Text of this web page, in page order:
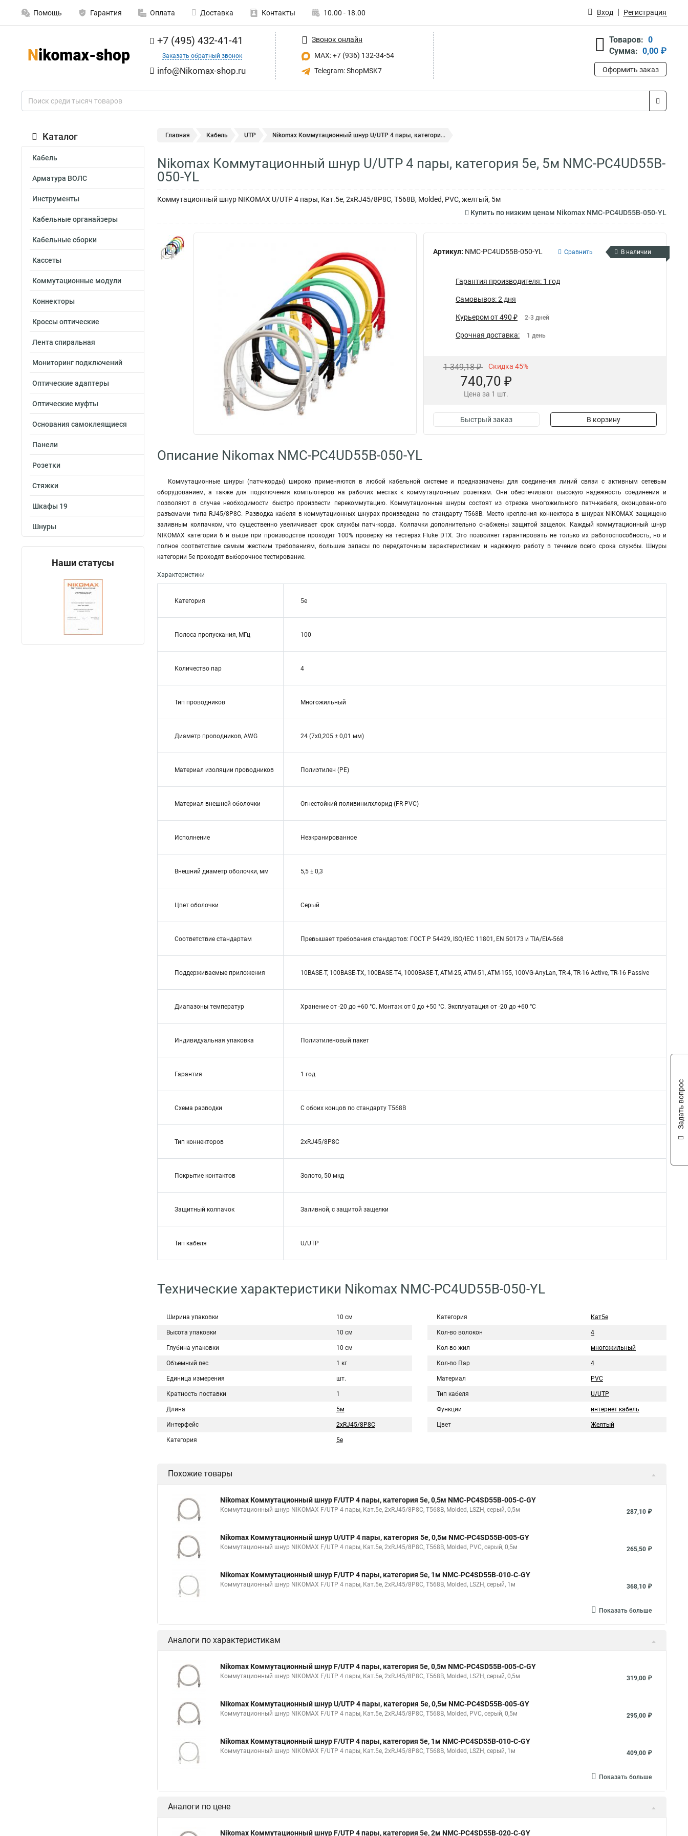
Помощь Гарантия Оплата Доставка Контакты 10.00 - 18.00 Вход Регистрация
+7 (495) 432-41-41
Заказать обратный звонок
info@Nikomax-shop.ru
Звонок онлайн
MAX: +7 (936) 132-34-54
Telegram: ShopMSK7
Товаров: 0
Сумма: 0,00 ₽
Оформить заказ
Каталог
Кабель
Арматура ВОЛС
Инструменты
Кабельные органайзеры
Кабельные сборки
Кассеты
Коммутационные модули
Коннекторы
Кроссы оптические
Лента спиральная
Мониторинг подключений
Оптические адаптеры
Оптические муфты
Основания самоклеящиеся
Панели
Розетки
Стяжки
Шкафы 19
Шнуры
Наши статусы
Главная Кабель UTP Nikomax Коммутационный шнур U/UTP 4 пары, категори...
Nikomax Коммутационный шнур U/UTP 4 пары, категория 5е, 5м NMC-PC4UD55B-
050-YL
Коммутационный шнур NIKOMAX U/UTP 4 пары, Кат.5е, 2хRJ45/8P8C, T568B, Molded, PVC, желтый, 5м
Купить по низким ценам Nikomax NMC-PC4UD55B-050-YL
Артикул: NMC-PC4UD55B-050-YL Сравнить В наличии
Гарантия производителя: 1 год
Самовывоз: 2 дня
Курьером от 490 ₽ 2-3 дней
Срочная доставка: 1 день
1 349,18 ₽ Скидка 45%
740,70 ₽
Цена за 1 шт.
Быстрый заказ В корзину
Описание Nikomax NMC-PC4UD55B-050-YL
Коммутационные шнуры (патч-корды) широко применяются в любой кабельной системе и предназначены для соединения линий связи с активным сетевым
оборудованием, а также для подключения компьютеров на рабочих местах к коммутационным розеткам. Они обеспечивают высокую надежность соединения и
позволяют в случае необходимости быстро произвести перекоммутацию. Коммутационные шнуры состоят из отрезка многожильного патч-кабеля, оконцованного
разъемами типа RJ45/8P8C. Разводка кабеля в коммутационных шнурах произведена по стандарту T568B. Место крепления коннектора в шнурах NIKOMAX защищено
заливным колпачком, что существенно увеличивает срок службы патч-корда. Колпачки дополнительно снабжены защитой защелок. Каждый коммутационный шнур
NIKOMAX категории 6 и выше при производстве проходит 100% проверку на тестерах Fluke DTX. Это позволяет гарантировать не только их работоспособность, но и
полное соответствие самым жестким требованиям, большие запасы по передаточным характеристикам и надежную работу в течение всего срока службы. Шнуры
категории 5е проходят выборочное тестирование.
Характеристики
Категория 5e
Полоса пропускания, МГц 100
Количество пар 4
Тип проводников Многожильный
Диаметр проводников, AWG 24 (7x0,205 ± 0,01 мм)
Материал изоляции проводников Полиэтилен (PE)
Материал внешней оболочки Огнестойкий поливинилхлорид (FR-PVC)
Исполнение Неэкранированное
Внешний диаметр оболочки, мм 5,5 ± 0,3
Цвет оболочки Серый
Соответствие стандартам Превышает требования стандартов: ГОСТ Р 54429, ISO/IEC 11801, EN 50173 и TIA/EIA-568
Поддерживаемые приложения 10BASE-T, 100BASE-TX, 100BASE-T4, 1000BASE-T, ATM-25, ATM-51, ATM-155, 100VG-AnyLan, TR-4, TR-16 Active, TR-16 Passive
Диапазоны температур Хранение от -20 до +60 °C. Монтаж от 0 до +50 °C. Эксплуатация от -20 до +60 °C
Индивидуальная упаковка Полиэтиленовый пакет
Гарантия 1 год
Схема разводки С обоих концов по стандарту T568B
Тип коннекторов 2xRJ45/8P8C
Покрытие контактов Золото, 50 мкд
Защитный колпачок Заливной, с защитой защелки
Тип кабеля U/UTP
Технические характеристики Nikomax NMC-PC4UD55B-050-YL
Ширина упаковки 10 см
Высота упаковки 10 см
Глубина упаковки 10 см
Объемный вес 1 кг
Единица измерения шт.
Кратность поставки 1
Длина 5м
Интерфейс 2хRJ45/8P8C
Категория 5e
Категория Кат5e
Кол-во волокон 4
Кол-во жил многожильный
Кол-во Пар 4
Материал PVC
Тип кабеля U/UTP
Функции интернет кабель
Цвет Желтый
Похожие товары
Nikomax Коммутационный шнур F/UTP 4 пары, категория 5е, 0,5м NMC-PC4SD55B-005-C-GY
Коммутационный шнур NIKOMAX F/UTP 4 пары, Кат.5е, 2хRJ45/8P8C, T568B, Molded, LSZH, серый, 0,5м 287,10 ₽
Nikomax Коммутационный шнур U/UTP 4 пары, категория 5е, 0,5м NMC-PC4SD55B-005-GY
Коммутационный шнур NIKOMAX F/UTP 4 пары, Кат.5е, 2хRJ45/8P8C, T568B, Molded, PVC, серый, 0,5м 265,50 ₽
Nikomax Коммутационный шнур F/UTP 4 пары, категория 5е, 1м NMC-PC4SD55B-010-C-GY
Коммутационный шнур NIKOMAX F/UTP 4 пары, Кат.5е, 2хRJ45/8P8C, T568B, Molded, LSZH, серый, 1м 368,10 ₽
Показать больше
Аналоги по характеристикам
Nikomax Коммутационный шнур F/UTP 4 пары, категория 5е, 0,5м NMC-PC4SD55B-005-C-GY
Коммутационный шнур NIKOMAX F/UTP 4 пары, Кат.5е, 2хRJ45/8P8C, T568B, Molded, LSZH, серый, 0,5м 319,00 ₽
Nikomax Коммутационный шнур U/UTP 4 пары, категория 5е, 0,5м NMC-PC4SD55B-005-GY
Коммутационный шнур NIKOMAX F/UTP 4 пары, Кат.5е, 2хRJ45/8P8C, T568B, Molded, PVC, серый, 0,5м 295,00 ₽
Nikomax Коммутационный шнур F/UTP 4 пары, категория 5е, 1м NMC-PC4SD55B-010-C-GY
Коммутационный шнур NIKOMAX F/UTP 4 пары, Кат.5е, 2хRJ45/8P8C, T568B, Molded, LSZH, серый, 1м 409,00 ₽
Показать больше
Аналоги по цене
Nikomax Коммутационный шнур F/UTP 4 пары, категория 5е, 2м NMC-PC4SD55B-020-C-GY
Задать вопрос